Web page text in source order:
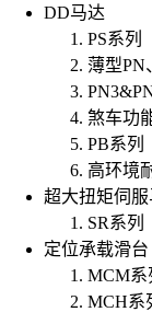
DD马达
PS系列
薄型PN
煞车功
PB系列
高环境
超大扭矩伺服
SR系列
定位承载滑台
MCM系
MCH系